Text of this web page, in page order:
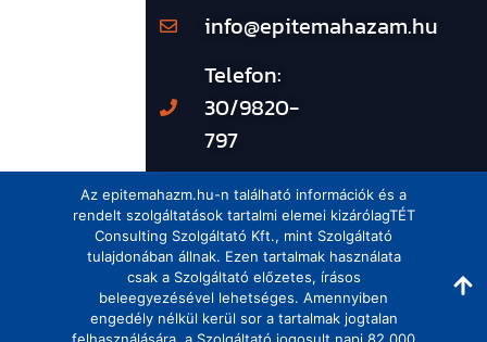
info@epitemahazam.hu
Telefon:
30/9820-
797
Az epitemahazm.hu-n található információk és a
rendelt szolgáltatások tartalmi elemei kizárólagTÉT
Consulting Szolgáltató Kft., mint Szolgáltató
tulajdonában állnak. Ezen tartalmak használata
csak a Szolgáltató előzetes, írásos
beleegyezésével lehetséges. Amennyiben
engedély nélkül kerül sor a tartalmak jogtalan